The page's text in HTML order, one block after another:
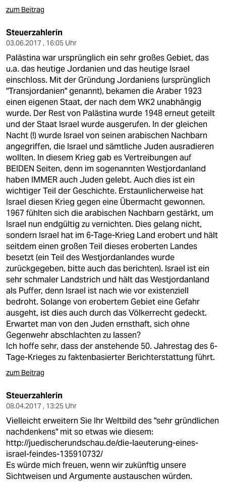
zum Beitrag
Steuerzahlerin
03.06.2017 , 16:05 Uhr
Palästina war ursprünglich ein sehr großes Gebiet, das
u.a. das heutige Jordanien und das heutige Israel
einschloss. Mit der Gründung Jordaniens (ursprünglich
"Transjordanien" genannt), bekamen die Araber 1923
einen eigenen Staat, der nach dem WK2 unabhängig
wurde. Der Rest von Palästina wurde 1948 erneut geteilt
und der Staat Israel wurde ausgerufen. In der gleichen
Nacht (!) wurde Israel von seinen arabischen Nachbarn
angegriffen, die Israel und sämtliche Juden ausradieren
wollten. In diesem Krieg gab es Vertreibungen auf
BEIDEN Seiten, denn im sogenannten Westjordanland
haben IMMER auch Juden gelebt. Auch dies ist ein
wichtiger Teil der Geschichte. Erstaunlicherweise hat
Israel diesen Krieg gegen eine Übermacht gewonnen.
1967 fühlten sich die arabischen Nachbarn gestärkt, um
Israel nun endgültig zu vernichten. Dies gelang nicht,
sondern Israel hat im 6-Tage-Krieg Land erobert und hält
seitdem einen großen Teil dieses eroberten Landes
besetzt (ein Teil des Westjordanlandes wurde
zurückgegeben, bitte auch das berichten). Israel ist ein
sehr schmaler Landstrich und hält das Westjordanland
als Puffer, denn Israel ist nach wie vor existenziell
bedroht. Solange von erobertem Gebiet eine Gefahr
ausgeht, ist dies auch durch das Völkerrecht gedeckt.
Erwartet man von den Juden ernsthaft, sich ohne
Gegenwehr abschlachten zu lassen?
Ich hoffe sehr, dass der anstehende 50. Jahrestag des 6-
Tage-Krieges zu faktenbasierter Berichterstattung führt.
zum Beitrag
Steuerzahlerin
08.04.2017 , 13:25 Uhr
Vielleicht erweitern Sie Ihr Weltbild des "sehr gründlichen
nachdenkens" mit so etwas wie diesem:
http://juedischerundschau.de/die-laeuterung-eines-
israel-feindes-135910732/
Es würde mich freuen, wenn wir zukünftig unsere
Sichtweisen und Argumente austauschen würden.